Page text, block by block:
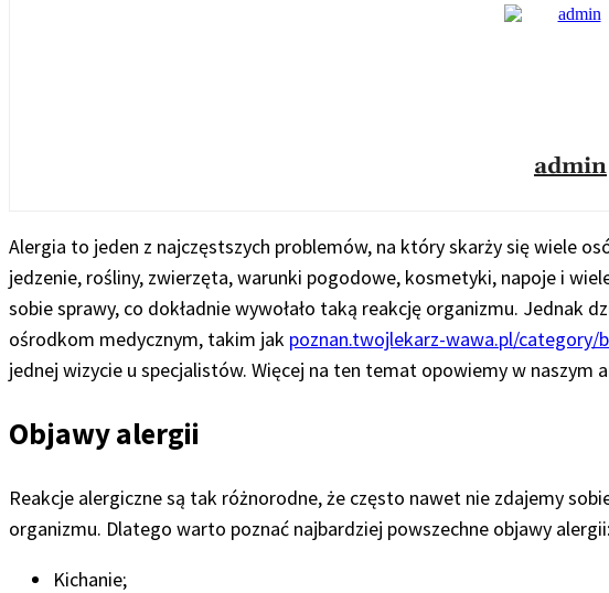
admin
Alergia to jeden z najczęstszych problemów, na który skarży się wiele
jedzenie, rośliny, zwierzęta, warunki pogodowe, kosmetyki, napoje i
sobie sprawy, co dokładnie wywołało taką reakcję organizmu. Jednak
ośrodkom medycznym, takim jak poznan.twojlekarz-wawa.pl/category/
jednej wizycie u specjalistów. Więcej na ten temat opowiemy w naszym
Objawy alergii
Reakcje alergiczne są tak różnorodne, że często nawet nie zdajemy
organizmu. Dlatego warto poznać najbardziej powszechne objawy alergii:
Kichanie;